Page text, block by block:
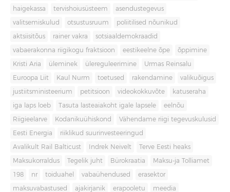
haigekassa tervishoiusüsteem asendustegevus
valitsemiskulud otsustusruum poliitilised nõunikud
aktsiisitõus rainer vakra sotsiaaldemokraadid
vabaerakonna riigikogu fraktsioon eestikeelne õpe õppimine
Kristi Aria üleminek ülereguleerimine Urmas Reinsalu
Euroopa Liit Kaul Nurm toetused rakendamine valikuõigus
justiitsministeerium petitsioon videokokkuvõte katuseraha
iga laps loeb Tasuta lasteaiakoht igale lapsele eelnõu
Riigieelarve Kodanikuühiskond Vähendame riigi tegevuskulusid
Eesti Energia riiklikud suurinvesteeringud
Avalikult Rail Balticust Indrek Neivelt Terve Eesti heaks
Maksukorraldus Tegelik juht Bürokraatia Maksu-ja Tolliamet
198 nr toiduahel vabaühendused erasektor
maksuvabastused ajakirjanik erapooletu meedia